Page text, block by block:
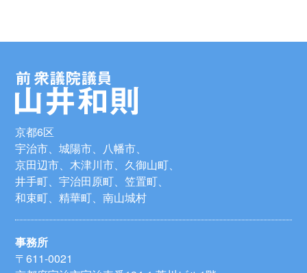
京都6区
宇治市、城陽市、八幡市、
京田辺市、木津川市、久御山町、
井手町、宇治田原町、笠置町、
和束町、精華町、南山城村
事務所
〒611-0021